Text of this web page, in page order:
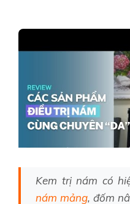
Kem trị nám có
nám mảng, đốm